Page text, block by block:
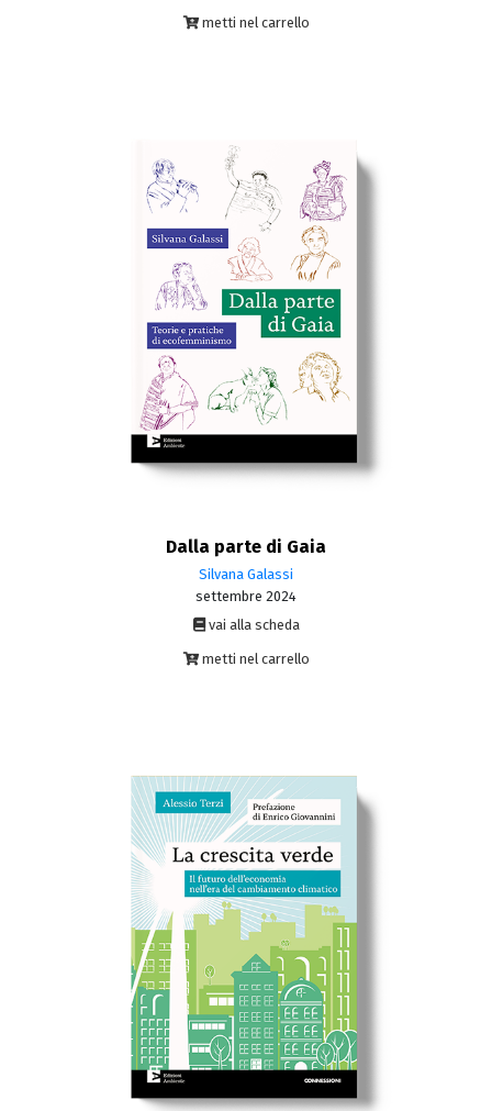
metti nel carrello
Dalla parte di Gaia
Silvana Galassi
settembre 2024
vai alla scheda
metti nel carrello